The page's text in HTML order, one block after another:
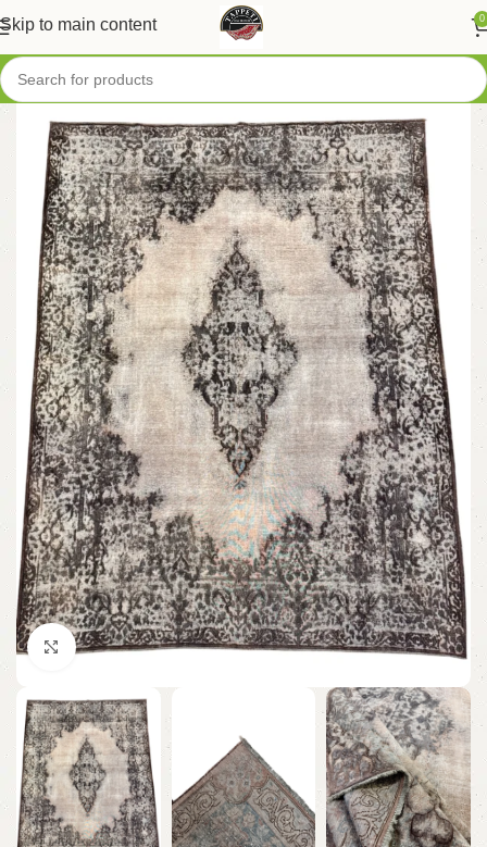
Skip to main content 0
Click to enlarge